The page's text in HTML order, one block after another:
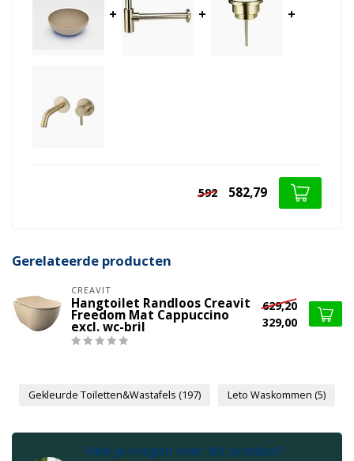
+ + +
592 582,79
Gerelateerde producten
CREAVIT
Hangtoilet Randloos Creavit
Freedom Mat Cappuccino
excl. wc-bril
629,20
329,00
Gekleurde Toiletten&Wastafels (197) Leto Waskommen (5)
Heb je vragen over dit product?